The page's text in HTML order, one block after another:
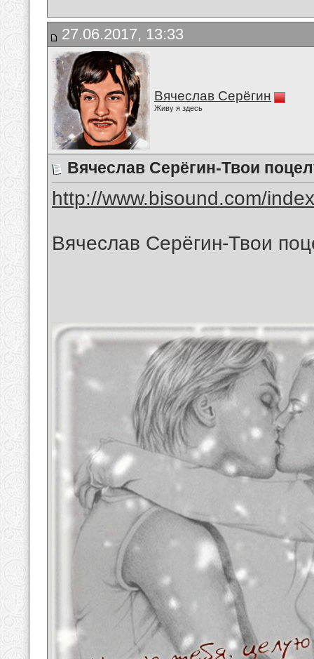
27.06.2017, 13:33
Вячеслав Серёгин
Живу я здесь
Вячеслав Серёгин-Твои
http://www.bisound.com/
Вячеслав Серёгин-Твои